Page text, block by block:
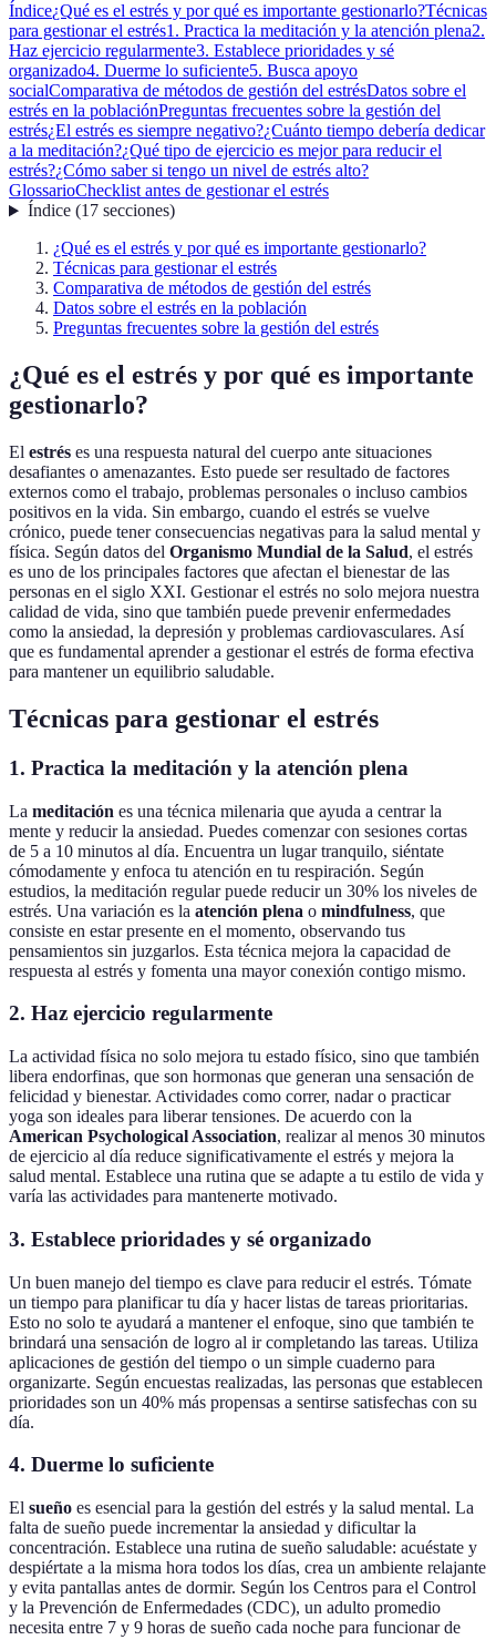
Índice¿Qué es el estrés y por qué es importante gestionarlo?Técnicas
para gestionar el estrés1. Practica la meditación y la atención plena2.
Haz ejercicio regularmente3. Establece prioridades y sé
organizado4. Duerme lo suficiente5. Busca apoyo
socialComparativa de métodos de gestión del estrésDatos sobre el
estrés en la poblaciónPreguntas frecuentes sobre la gestión del
estrés¿El estrés es siempre negativo?¿Cuánto tiempo debería dedicar
a la meditación?¿Qué tipo de ejercicio es mejor para reducir el
estrés?¿Cómo saber si tengo un nivel de estrés alto?
GlossarioChecklist antes de gestionar el estrés
Índice(17 secciones)
¿Qué es el estrés y por qué es importante gestionarlo?
Técnicas para gestionar el estrés
Comparativa de métodos de gestión del estrés
Datos sobre el estrés en la población
Preguntas frecuentes sobre la gestión del estrés
¿Qué es el estrés y por qué es importante
gestionarlo?
El estrés es una respuesta natural del cuerpo ante situaciones
desafiantes o amenazantes. Esto puede ser resultado de factores
externos como el trabajo, problemas personales o incluso cambios
positivos en la vida. Sin embargo, cuando el estrés se vuelve
crónico, puede tener consecuencias negativas para la salud mental y
física. Según datos del Organismo Mundial de la Salud, el estrés
es uno de los principales factores que afectan el bienestar de las
personas en el siglo XXI. Gestionar el estrés no solo mejora nuestra
calidad de vida, sino que también puede prevenir enfermedades
como la ansiedad, la depresión y problemas cardiovasculares. Así
que es fundamental aprender a gestionar el estrés de forma efectiva
para mantener un equilibrio saludable.
Técnicas para gestionar el estrés
1. Practica la meditación y la atención plena
La meditación es una técnica milenaria que ayuda a centrar la
mente y reducir la ansiedad. Puedes comenzar con sesiones cortas
de 5 a 10 minutos al día. Encuentra un lugar tranquilo, siéntate
cómodamente y enfoca tu atención en tu respiración. Según
estudios, la meditación regular puede reducir un 30% los niveles de
estrés. Una variación es la atención plena o mindfulness, que
consiste en estar presente en el momento, observando tus
pensamientos sin juzgarlos. Esta técnica mejora la capacidad de
respuesta al estrés y fomenta una mayor conexión contigo mismo.
2. Haz ejercicio regularmente
La actividad física no solo mejora tu estado físico, sino que también
libera endorfinas, que son hormonas que generan una sensación de
felicidad y bienestar. Actividades como correr, nadar o practicar
yoga son ideales para liberar tensiones. De acuerdo con la
American Psychological Association, realizar al menos 30 minutos
de ejercicio al día reduce significativamente el estrés y mejora la
salud mental. Establece una rutina que se adapte a tu estilo de vida y
varía las actividades para mantenerte motivado.
3. Establece prioridades y sé organizado
Un buen manejo del tiempo es clave para reducir el estrés. Tómate
un tiempo para planificar tu día y hacer listas de tareas prioritarias.
Esto no solo te ayudará a mantener el enfoque, sino que también te
brindará una sensación de logro al ir completando las tareas. Utiliza
aplicaciones de gestión del tiempo o un simple cuaderno para
organizarte. Según encuestas realizadas, las personas que establecen
prioridades son un 40% más propensas a sentirse satisfechas con su
día.
4. Duerme lo suficiente
El sueño es esencial para la gestión del estrés y la salud mental. La
falta de sueño puede incrementar la ansiedad y dificultar la
concentración. Establece una rutina de sueño saludable: acuéstate y
despiértate a la misma hora todos los días, crea un ambiente relajante
y evita pantallas antes de dormir. Según los Centros para el Control
y la Prevención de Enfermedades (CDC), un adulto promedio
necesita entre 7 y 9 horas de sueño cada noche para funcionar de